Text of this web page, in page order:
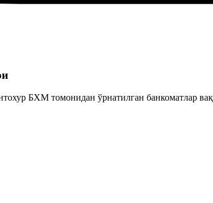
БХМ томонидан ўрнатилган банкоматлар